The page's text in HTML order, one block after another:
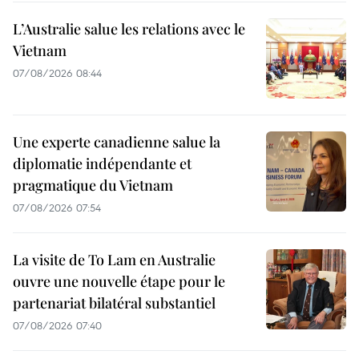
L’Australie salue les relations avec le
Vietnam
07/08/2026 08:44
Une experte canadienne salue la
diplomatie indépendante et
pragmatique du Vietnam
07/08/2026 07:54
La visite de To Lam en Australie
ouvre une nouvelle étape pour le
partenariat bilatéral substantiel
07/08/2026 07:40